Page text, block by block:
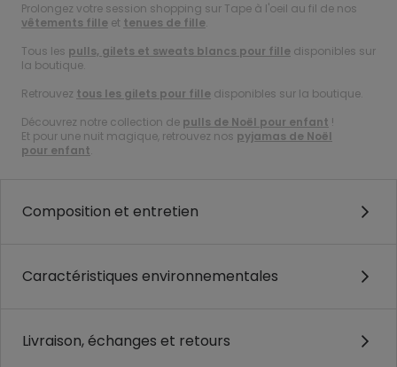
Prolongez votre session shopping sur Tape à l'oeil au fil de nos
vêtements fille et tenues de fille.
Tous les pulls, gilets et sweats blancs pour fille disponibles sur
la boutique.
Retrouvez tous les gilets pour fille disponibles sur la boutique.
Découvrez notre collection de pulls de Noël pour enfant !
Et pour une nuit magique, retrouvez nos pyjamas de Noël
pour enfant.
Composition et entretien
Caractéristiques environnementales
Livraison, échanges et retours